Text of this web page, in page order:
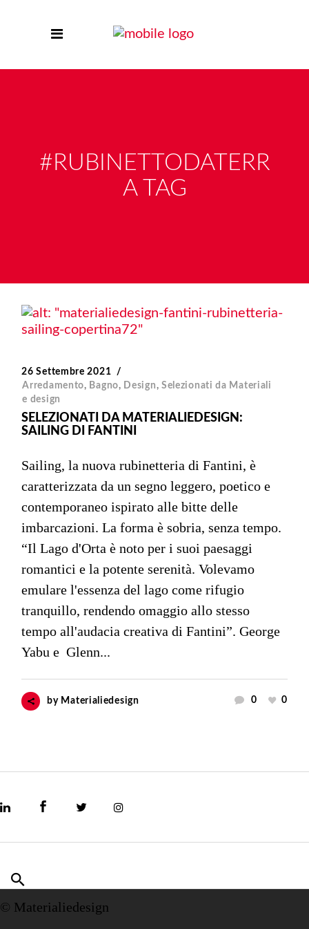
#RUBINETTODATERR
A TAG
26 Settembre 2021
Arredamento, Bagno, Design, Selezionati da Materiali
e design
SELEZIONATI DA MATERIALIEDESIGN:
SAILING DI FANTINI
Sailing, la nuova rubinetteria di Fantini, è
caratterizzata da un segno leggero, poetico e
contemporaneo ispirato alle bitte delle
imbarcazioni. La forma è sobria, senza tempo.
“Il Lago d'Orta è noto per i suoi paesaggi
romantici e la potente serenità. Volevamo
emulare l'essenza del lago come rifugio
tranquillo, rendendo omaggio allo stesso
tempo all'audacia creativa di Fantini”. George
Yabu e Glenn...
by Materialiedesign 0 0
© Materialiedesign